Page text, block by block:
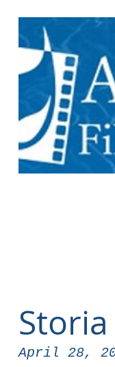
April 28,